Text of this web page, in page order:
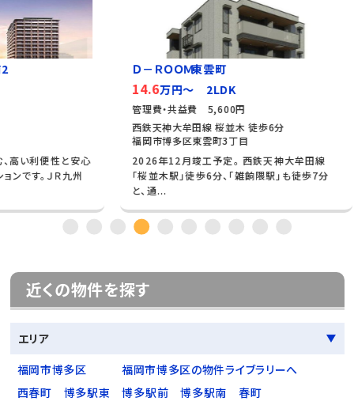
と安心
九州
Ｄ－ＲＯＯＭ東雲町
万円～ 2LDK
管理費・共益費 5,600円
西鉄天神大牟田線 桜並木 徒歩6分
福岡市博多区東雲町3丁目
2026年12月竣工予定。 西鉄天神大牟田線
「桜並木駅」徒歩6分、「雑餉隈駅」も徒歩7分
都市
合した
近くの物件を探す
エリア
福岡市博多区
福岡市博多区の物件ライブラリーへ
西春町
博多駅東 博多駅前 博多駅南
春町